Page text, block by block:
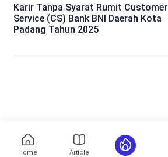
Karir Tanpa Syarat Rumit Customer
Service (CS) Bank BNI Daerah Kota
Padang Tahun 2025
Home Article